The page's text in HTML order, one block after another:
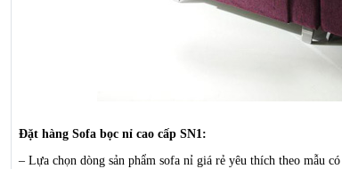
Đặt hàng Sofa bọc nỉ cao cấp SN1:
– Lựa chọn dòng sản phẩm sofa nỉ giá rẻ yêu thích theo mẫu